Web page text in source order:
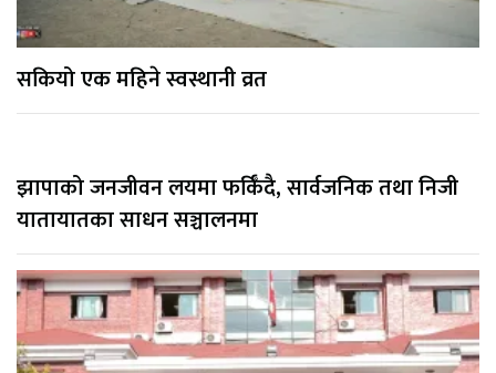
सकियो एक महिने स्वस्थानी व्रत
झापाको जनजीवन लयमा फर्किँदै, सार्वजनिक तथा निजी
यातायातका साधन सञ्चालनमा